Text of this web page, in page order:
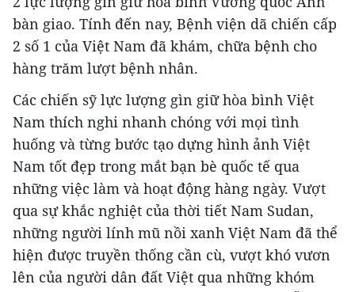
bàn giao. Tính đến nay, Bệnh viện dã chiến cấp
2 số 1 của Việt Nam đã khám, chữa bệnh cho
hàng trăm lượt bệnh nhân.
Các chiến sỹ lực lượng gìn giữ hòa bình Việt
Nam thích nghi nhanh chóng với mọi tình
huống và từng bước tạo dựng hình ảnh Việt
Nam tốt đẹp trong mắt bạn bè quốc tế qua
những việc làm và hoạt động hàng ngày. Vượt
qua sự khắc nghiệt của thời tiết Nam Sudan,
những người lính mũ nồi xanh Việt Nam đã thể
hiện được truyền thống cần cù, vượt khó vươn
lên của người dân đất Việt qua những khóm